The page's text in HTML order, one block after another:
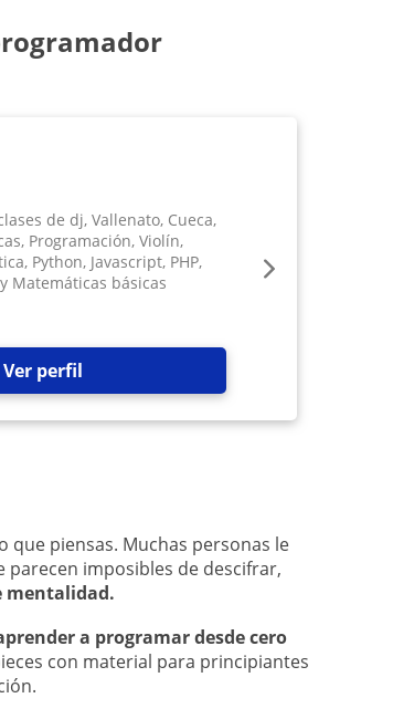
de dj, Vallenato, Cueca,
Programación, Violín,
Python, Javascript, PHP,
Matemáticas básicas
Ver perfil
que piensas. Muchas personas le
imposibles de descifrar,
mentalidad.
a programar desde cero
con material para principiantes